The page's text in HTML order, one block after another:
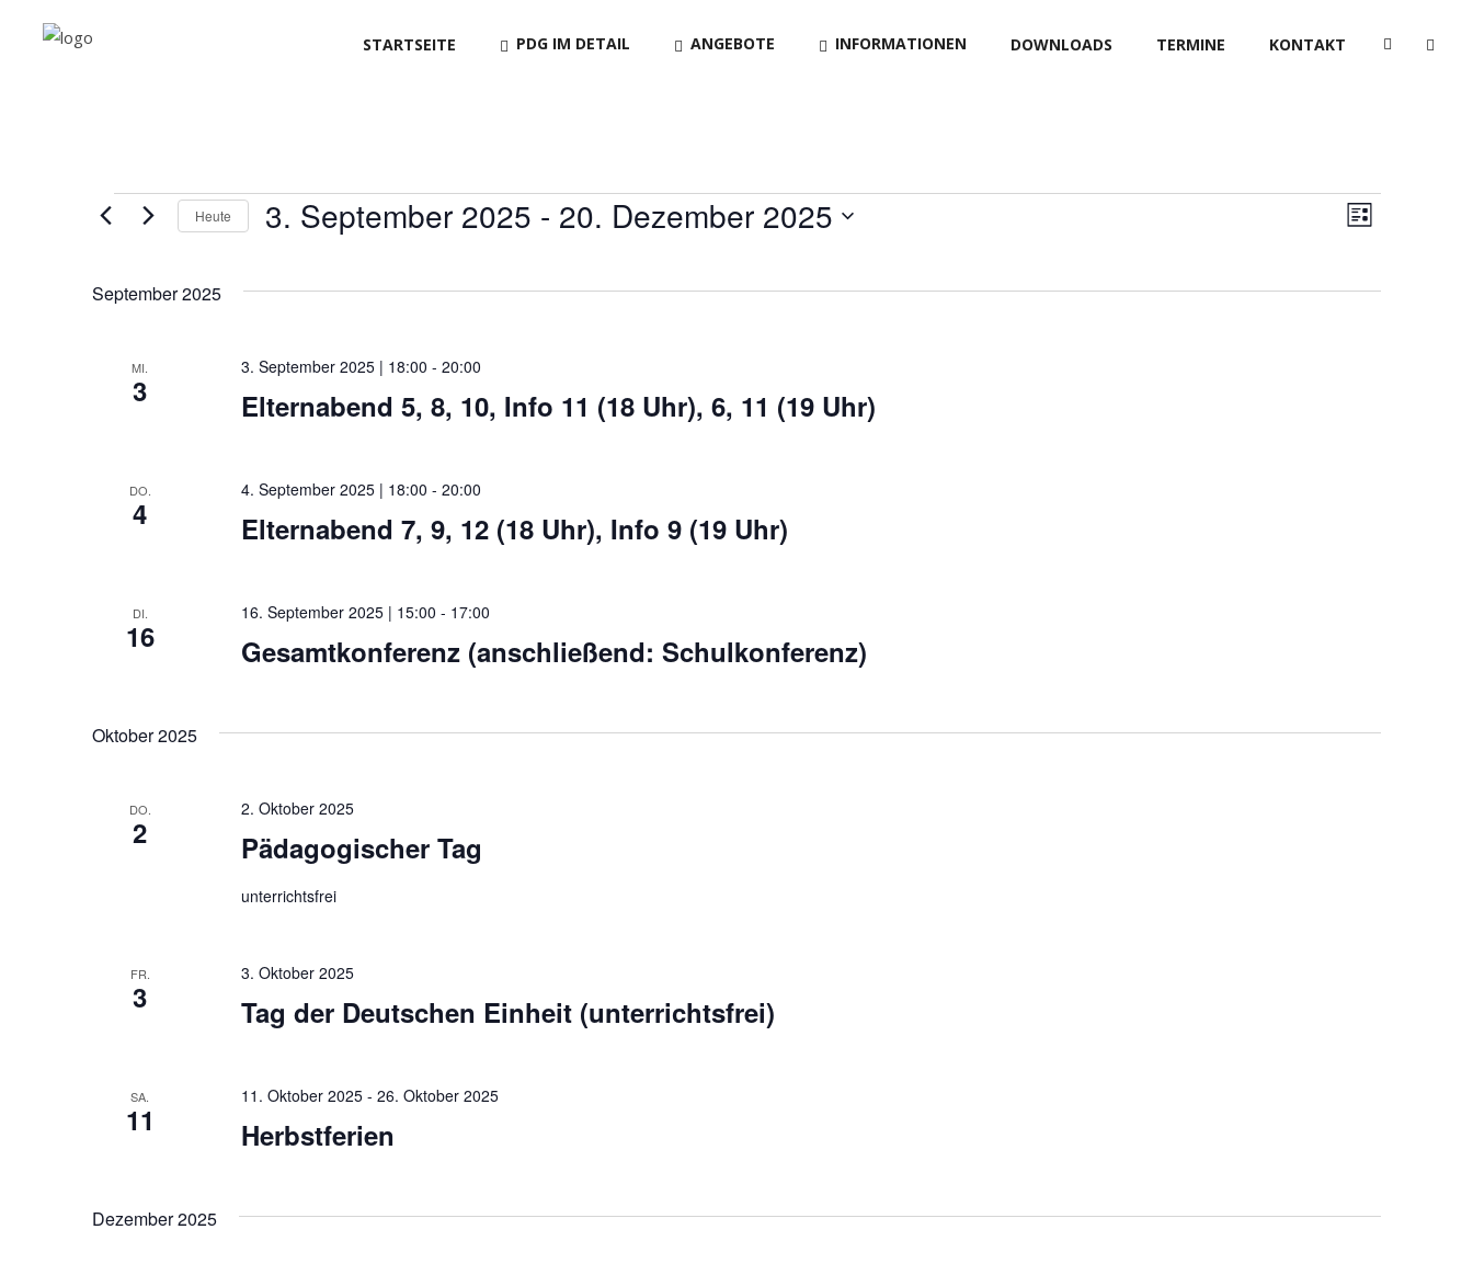
STARTSEITE PDG IM DETAIL ANGEBOTE INFORMATIONEN DOWNLOADS TERMINE KONTAKT
Veranstaltungen Liste
Heute 3. September 2025 - 20. Dezember 2025
September 2025
MI.
3 Elternabend 5, 8, 10, Info 11 (18 Uhr), 6, 11 (19 Uhr)
3. September 2025 | 18:00 - 20:00
DO.
4 Elternabend 7, 9, 12 (18 Uhr), Info 9 (19 Uhr)
4. September 2025 | 18:00 - 20:00
DI.
16 Gesamtkonferenz (anschließend: Schulkonferenz)
16. September 2025 | 15:00 - 17:00
Oktober 2025
DO.
2 Pädagogischer Tag
2. Oktober 2025
unterrichtsfrei
FR.
3 Tag der Deutschen Einheit (unterrichtsfrei)
3. Oktober 2025
SA.
11 Herbstferien
11. Oktober 2025- 26. Oktober 2025
Dezember 2025